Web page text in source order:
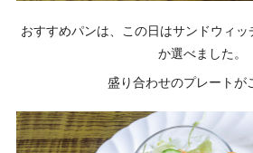
おすすめパンは、この日はサンドウィ
か選べました。
盛り合わせのプレートが